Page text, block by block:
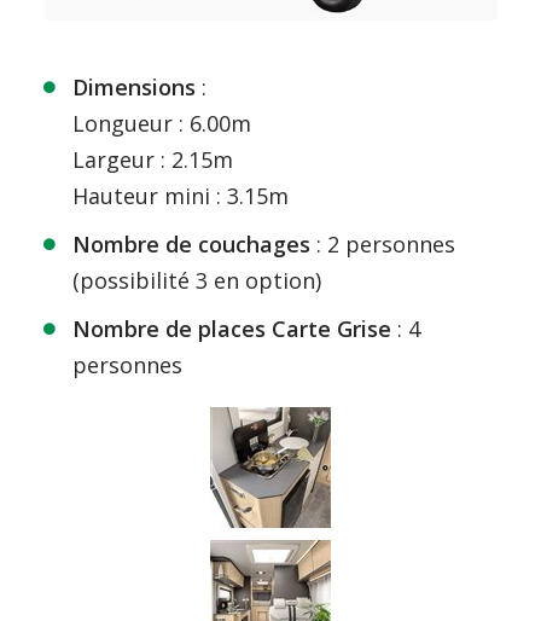
Dimensions :
Longueur : 6.00m
Largeur : 2.15m
Hauteur mini : 3.15m
Nombre de couchages : 2 personnes
(possibilité 3 en option)
Nombre de places Carte Grise : 4
personnes